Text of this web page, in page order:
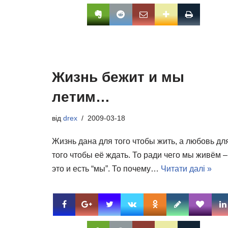
Жизнь бежит и мы
летим…
від drex 2009-03-18
Жизнь дана для того чтобы жить, а любовь
того чтобы её ждать. То ради чего мы живём –
это и есть “мы”. То почему… Читати далі »